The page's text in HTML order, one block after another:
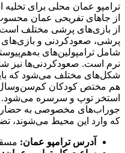
ترامپو عمان محلی برای
از جاهای تفریحی عمان
از بازی‌های پرشی مختلف
پرشی، صعودکردنی و بازی‌های
شامل ترامپولین‌های
نرم است. صعودکردنی‌ها نیز
شکل‌های مختلف می‌شود که
هم مختص کودکان
استخر توپ و سرسره می‌شود.
جوراب‌های مخصوصی به حضار
که وارد این محیط می‌شوند،
آدرس ترامپو عمان: